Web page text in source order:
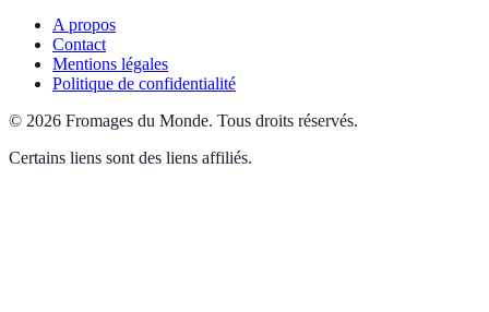
A propos
Contact
Mentions légales
Politique de confidentialité
© 2026 Fromages du Monde. Tous droits réservés.
Certains liens sont des liens affiliés.